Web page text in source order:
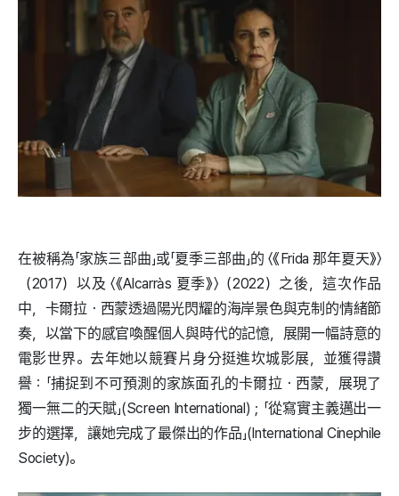
在被稱為「家族三部曲」或「夏季三部曲」的 〈《Frida 那年夏天》〉
（2017）以及 〈《Alcarràs 夏季》〉（2022）之後，這次作品
中，卡爾拉・西蒙透過陽光閃耀的海岸景色與克制的情緒節
奏，以當下的感官喚醒個人與時代的記憶，展開一幅詩意的
電影世界。去年她以競賽片身分挺進坎城影展，並獲得讚
譽：「捕捉到不可預測的家族面孔的卡爾拉・西蒙，展現了
獨一無二的天賦」(Screen International)；「從寫實主義邁出一
步的選擇，讓她完成了最傑出的作品」(International Cinephile
Society)。